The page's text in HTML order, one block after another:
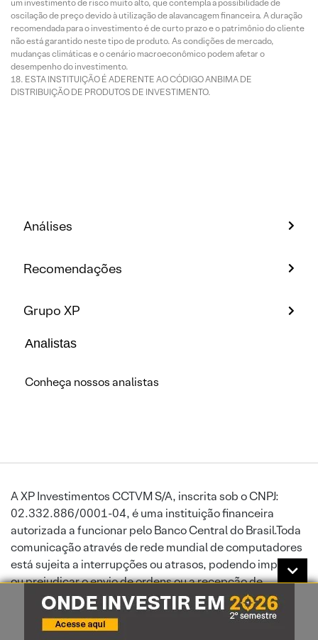
um investimento de risco muito alto, que contempla a possibilidade de
oscilação de preço devido à utilização de alavancagem financeira. A duração
recomendada para o investimento é de curto prazo e o patrimônio do cliente
não está garantido neste tipo de produto. As condições de mercado,
mudanças climáticas e o cenário macroeconômico podem afetar o
desempenho do investimento.
ESTA INSTITUIÇÃO É ADERENTE AO CÓDIGO ANBIMA DE
DISTRIBUIÇÃO DE PRODUTOS DE INVESTIMENTO.
Análises
Recomendações
Grupo XP
Analistas
Conheça nossos analistas
A XP Investimentos CCTVM S/A, inscrita sob o CNPJ:
02.332.886/0001-04, é uma instituição financeira
autorizada a funcionar pelo Banco Central do Brasil.Toda
comunicação através de rede mundial de computadores
está sujeita a interrupções ou atrasos, podendo impedir
ou prejudicar o envio de ordens ou a recepção de
informações atualizadas. A XP Investimentos exime-se de
responsabilidade por danos sofridos por seus clientes,
por força de falha de serviços disponibilizados por